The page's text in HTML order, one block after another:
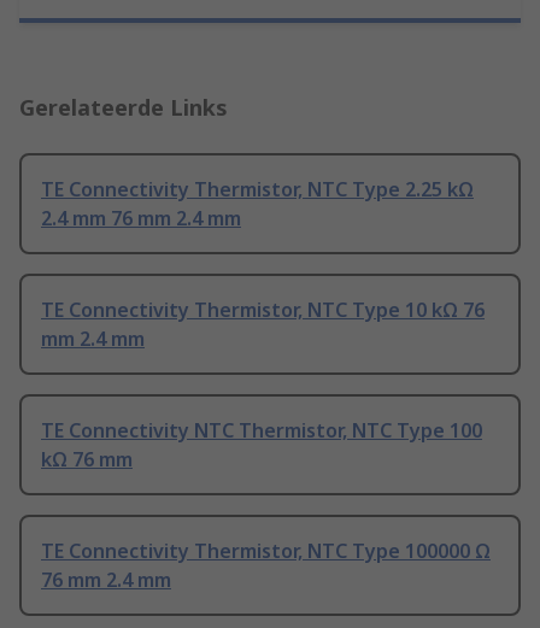
Gerelateerde Links
TE Connectivity Thermistor, NTC Type 2.25 kΩ
2.4 mm 76 mm 2.4 mm
TE Connectivity Thermistor, NTC Type 10 kΩ 76
mm 2.4 mm
TE Connectivity NTC Thermistor, NTC Type 100
kΩ 76 mm
TE Connectivity Thermistor, NTC Type 100000 Ω
76 mm 2.4 mm